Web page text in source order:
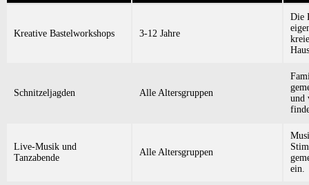
Kreative Bastelworkshops 3-12 Jahre
Die
Schnitzeljagden Alle Altersgruppen
und
Live-Musik und
Tanzabende
Alle Altersgruppen
ein.